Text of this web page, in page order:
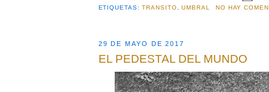
ETIQUETAS:TRANSITO ,UMBRAL NO HAY
29 DE MAYO DE 2017
EL PEDESTAL DEL MUNDO